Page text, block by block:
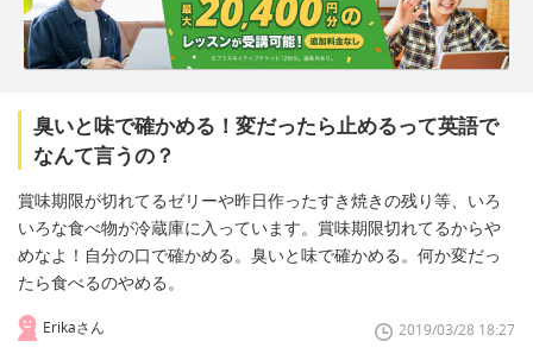
臭いと味で確かめる！変だったら止めるって英語で
なんて言うの？
賞味期限が切れてるゼリーや昨日作ったすき焼きの残り等、いろ
いろな食べ物が冷蔵庫に入っています。賞味期限切れてるからや
めなよ！自分の口で確かめる。臭いと味で確かめる。何か変だっ
たら食べるのやめる。
Erikaさん 2019/03/28 18:27